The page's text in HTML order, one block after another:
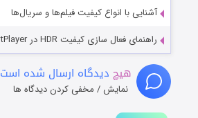
آشنایی با انواع کیفیت فیلم‌ها و سریال‌ها
راهنمای فعال سازی کیفیت HDR در PotPlayer
هیچ دیدگاه ارسال شده است
نمایش / مخفی کردن دیدگاه ها